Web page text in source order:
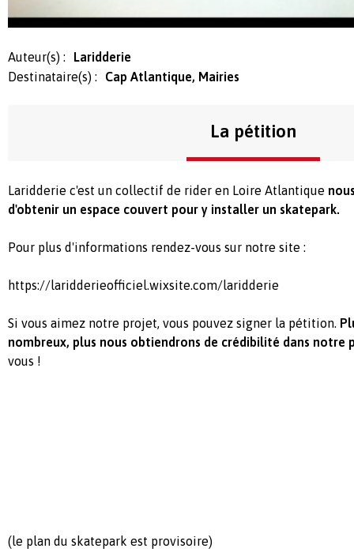
Auteur(s) :
Laridderie
Destinataire(s) :
Cap Atlantique, Mairies
La pétition
Laridderie c'est un collectif de rider en Loire Atlantique
d'obtenir un espace couvert pour y installer un skatepark.
Pour plus d'informations rendez-vous sur notre site :
https://laridderieofficiel.wixsite.com/laridderie
Si vous aimez notre projet, vous pouvez signer la pétition.
nombreux, plus nous obtiendrons de crédibilité dans notre
vous !
(le plan du skatepark est provisoire)